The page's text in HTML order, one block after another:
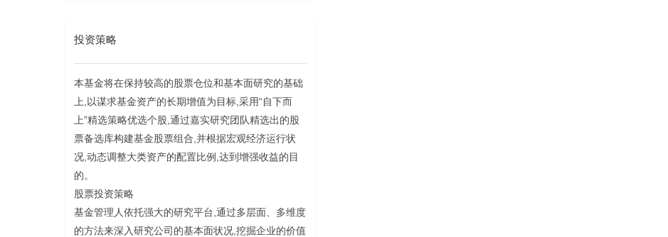
投资策略
本基金将在保持较高的股票仓位和基本面研究的基础
上,以谋求基金资产的长期增值为目标,采用“自下而
上”精选策略优选个股,通过嘉实研究团队精选出的股
票备选库构建基金股票组合,并根据宏观经济运行状
况,动态调整大类资产的配置比例,达到增强收益的目
的。
股票投资策略
基金管理人依托强大的研究平台,通过多层面、多维度
的方法来深入研究公司的基本面状况,挖掘企业的价值